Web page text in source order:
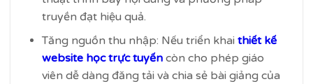
truyền đạt hiệu quả.
Tăng nguồn thu nhập: Nếu triển khai thiết kế
website học trực tuyếncòn cho phép giáo
viên dễ dàng đăng tải và chia sẻ bài giảng của